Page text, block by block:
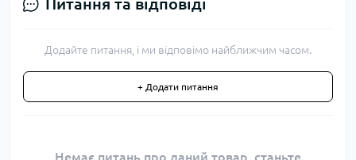
Додайте питання, і ми відповімо найближчим часом.
+ Додати питання
Немає питань про даний товар, станьте